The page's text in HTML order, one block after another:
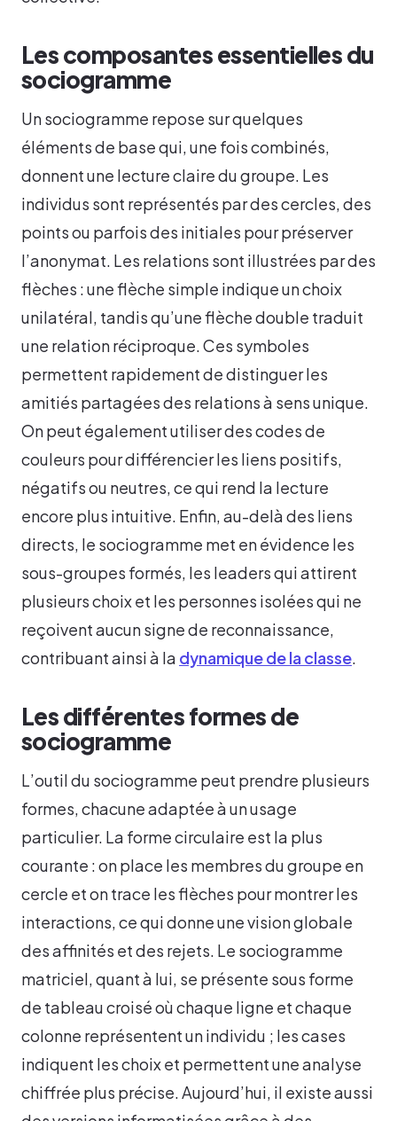
Les composantes essentielles du
sociogramme
Un sociogramme repose sur quelques
éléments de base qui, une fois combinés,
donnent une lecture claire du groupe. Les
individus sont représentés par des cercles, des
points ou parfois des initiales pour préserver
l’anonymat. Les relations sont illustrées par des
flèches : une flèche simple indique un choix
unilatéral, tandis qu’une flèche double traduit
une relation réciproque. Ces symboles
permettent rapidement de distinguer les
amitiés partagées des relations à sens unique.
On peut également utiliser des codes de
couleurs pour différencier les liens positifs,
négatifs ou neutres, ce qui rend la lecture
encore plus intuitive. Enfin, au-delà des liens
directs, le sociogramme met en évidence les
sous-groupes formés, les leaders qui attirent
plusieurs choix et les personnes isolées qui ne
reçoivent aucun signe de reconnaissance,
contribuant ainsi à la dynamique de la classe.
Les différentes formes de
sociogramme
L’outil du sociogramme peut prendre plusieurs
formes, chacune adaptée à un usage
particulier. La forme circulaire est la plus
courante : on place les membres du groupe en
cercle et on trace les flèches pour montrer les
interactions, ce qui donne une vision globale
des affinités et des rejets. Le sociogramme
matriciel, quant à lui, se présente sous forme
de tableau croisé où chaque ligne et chaque
colonne représentent un individu ; les cases
indiquent les choix et permettent une analyse
chiffrée plus précise. Aujourd’hui, il existe aussi